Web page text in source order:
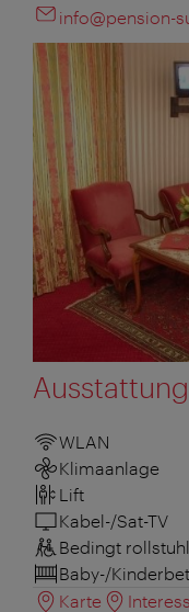
info@pension-
Ausstattung
WLAN
Klimaanlage
Lift
Kabel-/Sat-TV
Bedingt
Baby-/
Karte